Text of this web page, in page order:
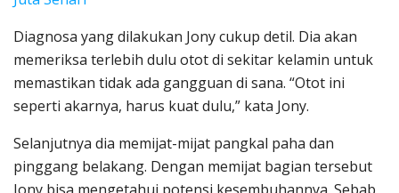
Diagnosa yang dilakukan Jony cukup detil. Dia akan
memeriksa terlebih dulu otot di sekitar kelamin untuk
memastikan tidak ada gangguan di sana. “Otot ini
seperti akarnya, harus kuat dulu,” kata Jony.
Selanjutnya dia memijat-mijat pangkal paha dan
pinggang belakang. Dengan memijat bagian tersebut
Jony bisa mengetahui potensi kesembuhannya. Sebab